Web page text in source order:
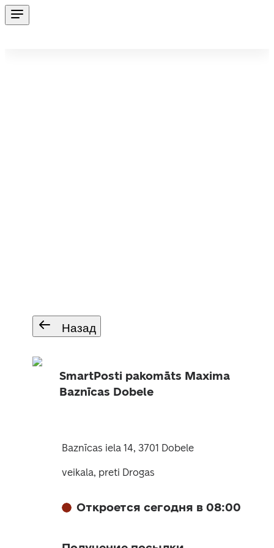
Назад
SmartPosti pakomāts Maxima
Baznīcas Dobele
Baznīcas iela 14, 3701 Dobele
veikala, preti Drogas
Откроется сегодня в 08:00